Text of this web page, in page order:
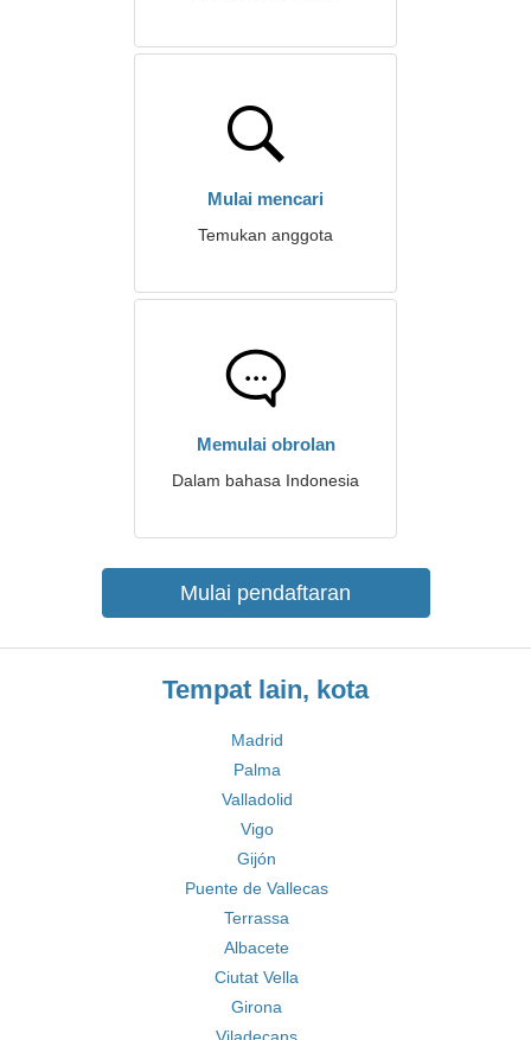
Mulai mencari
Temukan anggota
Memulai obrolan
Dalam bahasa Indonesia
Mulai pendaftaran
Tempat lain, kota
Madrid
Palma
Valladolid
Vigo
Gijón
Puente de Vallecas
Terrassa
Albacete
Ciutat Vella
Girona